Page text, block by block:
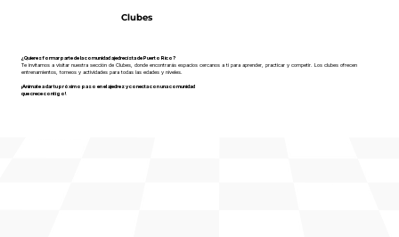
Clubes
¿Quieres formar parte de la comunidad ajedrecista de Puerto Rico?
Te invitamos a visitar nuestra sección de Clubes, donde encontrarás espacios cercanos a ti para aprender, practicar y competir. Los clubes ofrecen
entrenamientos, torneos y actividades para todas las edades y niveles.
¡Anímate a dar tu próximo paso en el ajedrez y conectacon una comunidad
que crece contigo!